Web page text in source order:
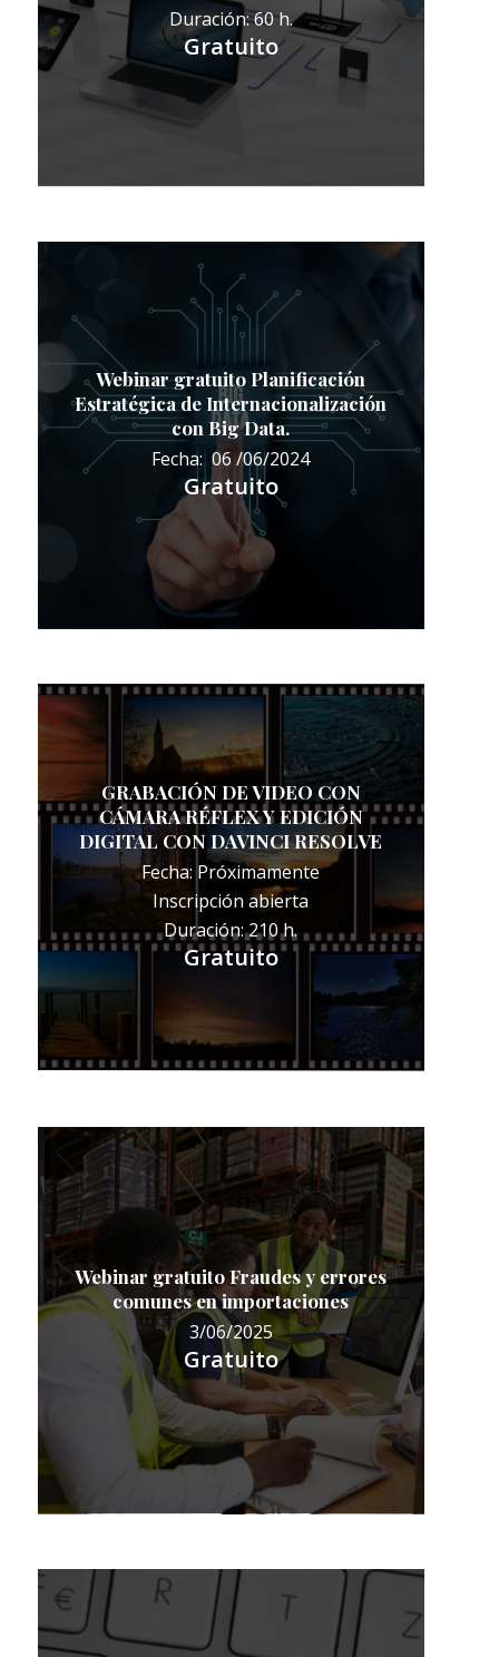
Duración: 60 h.
Gratuito
Webinar gratuito Planificación
Estratégica de Internacionalización
con Big Data.
Fecha: 06 /06/2024
Gratuito
GRABACIÓN DE VIDEO CON
CÁMARA RÉFLEX Y EDICIÓN
DIGITAL CON DAVINCI RESOLVE
Fecha: Próximamente
Inscripción abierta
Duración: 210 h.
Gratuito
Webinar gratuito Fraudes y errores
comunes en importaciones
3/06/2025
Gratuito